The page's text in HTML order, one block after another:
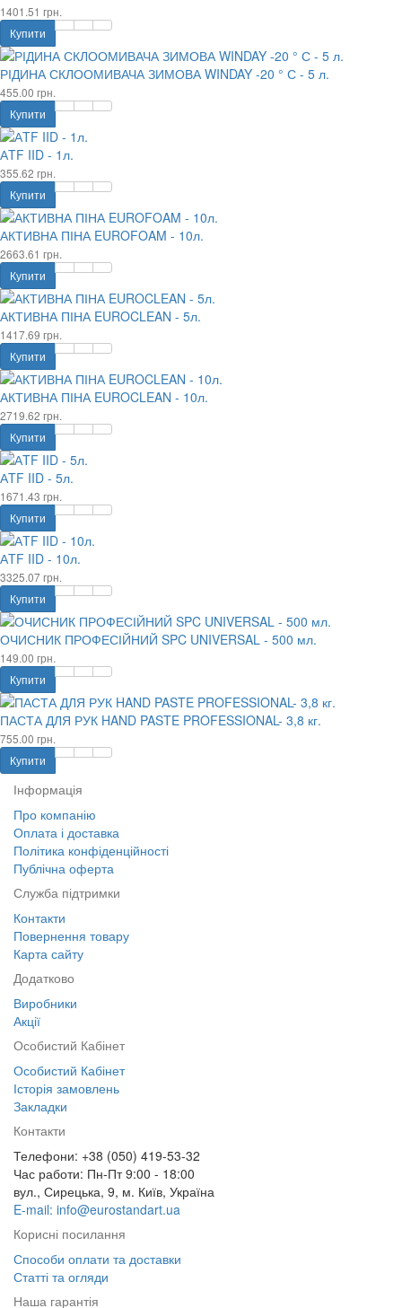
1401.51 грн.
Купити
РІДИНА СКЛООМИВАЧА ЗИМОВА WINDAY -20 ° С - 5 л.
455.00 грн.
Купити
АTF IID - 1л.
355.62 грн.
Купити
АКТИВНА ПІНА EUROFOAM - 10л.
2663.61 грн.
Купити
АКТИВНА ПІНА EUROCLEAN - 5л.
1417.69 грн.
Купити
АКТИВНА ПІНА EUROCLEAN - 10л.
2719.62 грн.
Купити
АTF IID - 5л.
1671.43 грн.
Купити
АTF IID - 10л.
3325.07 грн.
Купити
ОЧИСНИК ПРОФЕСІЙНИЙ SPC UNIVERSAL - 500 мл.
149.00 грн.
Купити
ПАСТА ДЛЯ РУК HAND PASTE PROFESSIONAL- 3,8 кг.
755.00 грн.
Купити
Інформація
Про компанію
Оплата і доставка
Політика конфіденційності
Публічна оферта
Служба підтримки
Контакти
Повернення товару
Карта сайту
Додатково
Виробники
Акції
Особистий Кабінет
Особистий Кабінет
Історія замовлень
Закладки
Контакти
Телефони: +38 (050) 419-53-32
Час работи: Пн-Пт 9:00 - 18:00
вул., Сирецька, 9, м. Київ, Україна
E-mail: info@eurostandart.ua
Корисні посилання
Способи оплати та доставки
Статті та огляди
Наша гарантія